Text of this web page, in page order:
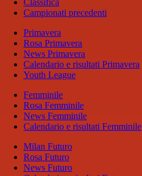
Classifica
Campionati precedenti
Primavera
Rosa Primavera
News Primavera
Calendario e risultati Primavera
Youth League
Femminile
Rosa Femminile
News Femminile
Calendario e risultati Femminile
Milan Futuro
Rosa Futuro
News Futuro